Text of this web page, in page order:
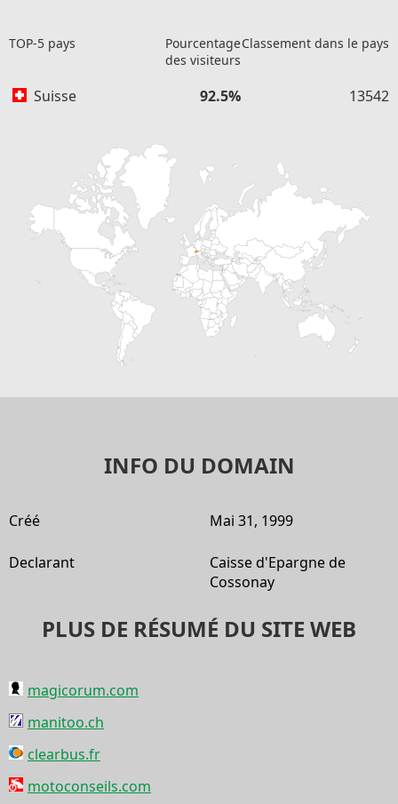
TOP-5 pays
Pourcentage
des visiteurs
Classement dans le pays
Suisse 92.5% 13542
INFO DU DOMAIN
Créé Mai 31, 1999
Declarant
Caisse d'Epargne de
Cossonay
PLUS DE RÉSUMÉ DU SITE WEB
magicorum.com
manitoo.ch
clearbus.fr
motoconseils.com